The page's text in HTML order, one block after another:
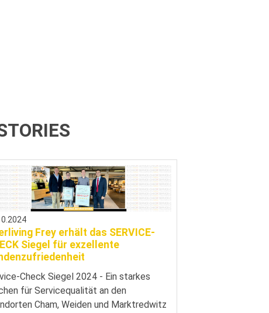
Frey erhält das SERVICE-
Siegel für exzellente
Check Siegel 2024 - Ein starkes
für Servicequalität an den
Cham, Weiden und Marktredwitz